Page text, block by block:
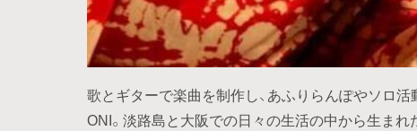
歌とギターで楽曲を制作し、あふりらんぽやソロ
ONI。淡路島と大阪での日々の生活の中から生ま